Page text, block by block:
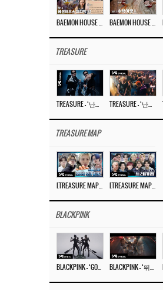
TREASURE
TREASURE MAP
BLACKPINK